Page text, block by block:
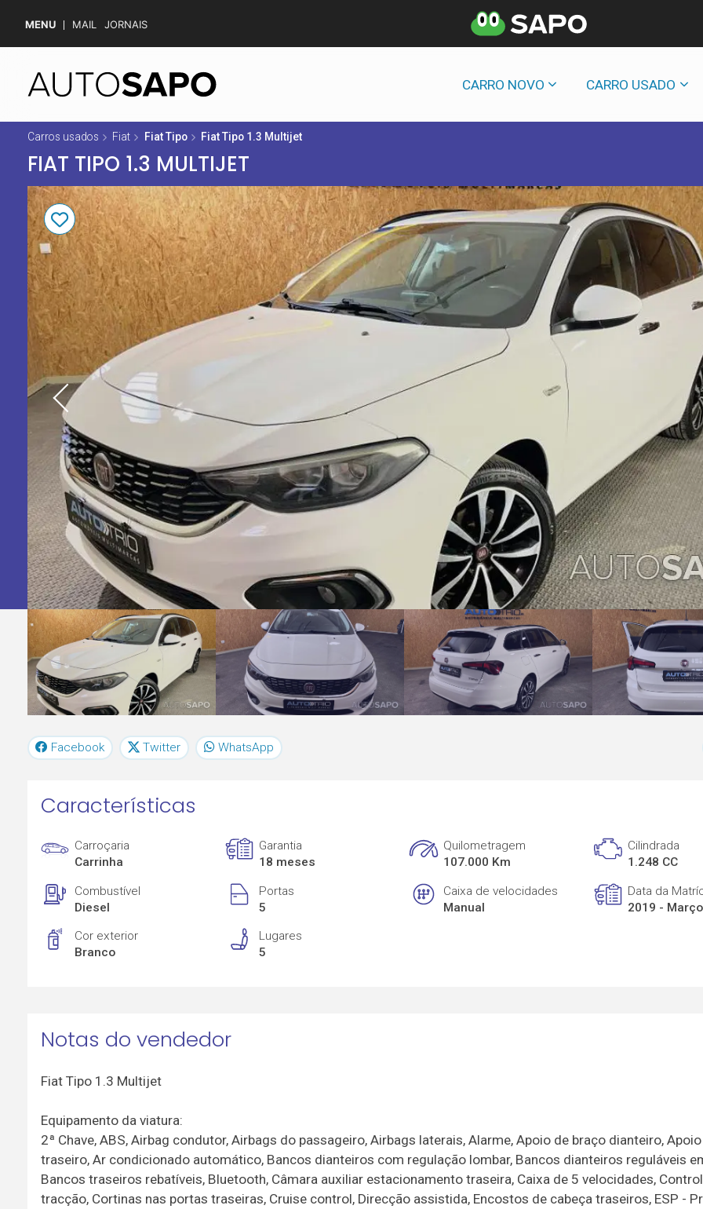
MENU MAIL JORNAIS
CARRO NOVO CARRO USADO
Carros usados Fiat Fiat Tipo Fiat Tipo 1.3 Multijet
FIAT TIPO 1.3 MULTIJET
Facebook Twitter WhatsApp
Características
Carroçaria
Carrinha
Garantia
18 meses
Quilometragem
107.000 Km
Cilindrada
1.248 CC
Combustível
Diesel
Portas
5
Caixa de velocidades
Manual
Data da
2019 - Março
Cor exterior
Branco
Lugares
5
Notas do vendedor
Fiat Tipo 1.3 Multijet
Equipamento da viatura:
2ª Chave, ABS, Airbag condutor, Airbags do passageiro, Airbags laterais, Alarme, Apoio de braço dianteiro,
traseiro, Ar condicionado automático, Bancos dianteiros com regulação lombar, Bancos dianteiros reguláveis
Bancos traseiros rebatíveis, Bluetooth, Câmara auxiliar estacionamento traseira, Caixa de 5 velocidades,
tracção, Cortinas nas portas traseiras, Cruise control, Direcção assistida, Encostos de cabeça traseiros, ESP -